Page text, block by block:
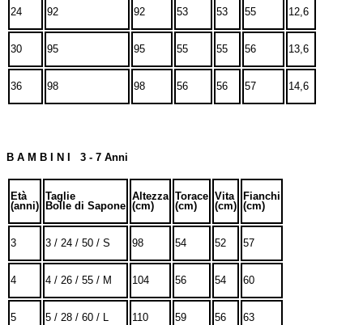
24 92 92 53 53 55 12,6
30 95 95 55 55 56 13,6
36 98 98 56 56 57 14,6
B A M B I N I 3 - 7 Anni
Età
(anni)
Taglie
Bolle di Sapone
Altezza
(cm)
Torace
(cm)
Vita
(cm)
Fianchi
(cm)
3 3 / 24 / 50 / S 98 54 52 57
4 4 / 26 / 55 / M 104 56 54 60
5 5 / 28 / 60 / L 110 59 56 63